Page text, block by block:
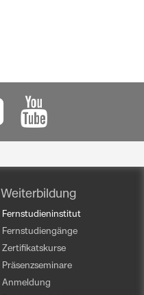
Weiterbildung
Fernstudieninstitut
Fernstudiengänge
Zertifikatskurse
Präsenzseminare
Anmeldung